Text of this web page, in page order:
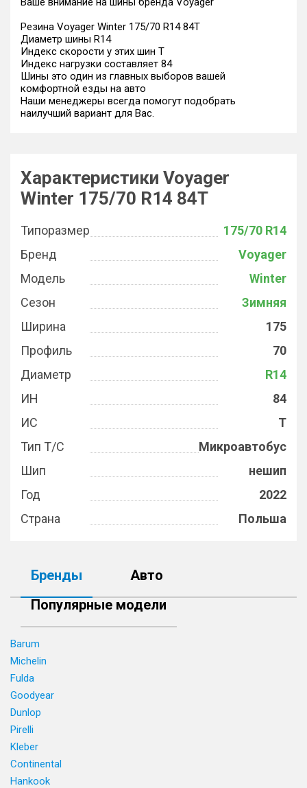
Резина Voyager Winter 175/70 R14 84T
Диаметр шины R14
Индекс скорости у этих шин T
Индекс нагрузки составляет 84
Шины это один из главных выборов вашей
комфортной езды на авто
Наши менеджеры всегда помогут подобрать
наилучший вариант для Вас.
Характеристики Voyager
Winter 175/70 R14 84T
Типоразмер
175/70 R14
Бренд
Voyager
Модель
Winter
Сезон
Зимняя
Ширина
175
Профиль
70
Диаметр
R14
ИН
84
ИС
T
Тип Т/С
Микроавтобус
Шип
нешип
Год
2022
Страна
Польша
Бренды
Авто
Популярные модели
Barum
Michelin
Fulda
Goodyear
Dunlop
Pirelli
Kleber
Continental
Hankook